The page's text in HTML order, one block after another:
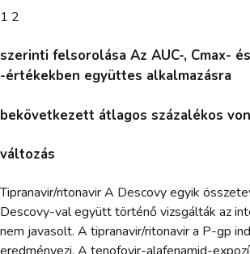
1 2
szerinti felsorolása Az AUC-, Cmax-
-értékekben együttes alkalmazásra
bekövetkezett átlagos százalékos
változás
Tipranavir/ritonavir A Descovy egyik
Descovy-val együtt történő vizsgálták az
nem javasolt. A tipranavir/ritonavir a P-gp